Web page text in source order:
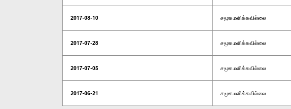
2017-08-10 சமூகமளிக்கவில்லை
2017-07-28 சமூகமளிக்கவில்லை
2017-07-05 சமூகமளிக்கவில்லை
2017-06-21 சமூகமளிக்கவில்லை